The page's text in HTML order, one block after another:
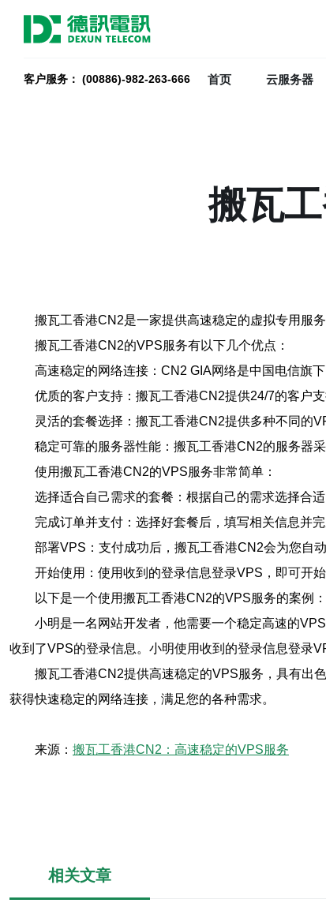
客户服务： (00886)-982-263-666 首页 云服务器
搬瓦
搬瓦工香港CN2是一家提供高速稳定的虚拟专用服
搬瓦工香港CN2的VPS服务有以下几个优点：
高速稳定的网络连接：CN2 GIA网络是中国电信旗
优质的客户支持：搬瓦工香港CN2提供24/7的客户
灵活的套餐选择：搬瓦工香港CN2提供多种不同的
稳定可靠的服务器性能：搬瓦工香港CN2的服务器
使用搬瓦工香港CN2的VPS服务非常简单：
选择适合自己需求的套餐：根据自己的需求选择合
完成订单并支付：选择好套餐后，填写相关信息并完
部署VPS：支付成功后，搬瓦工香港CN2会为您自
开始使用：使用收到的登录信息登录VPS，即可开
以下是一个使用搬瓦工香港CN2的VPS服务的案例：
小明是一名网站开发者，他需要一个稳定高速的
收到了VPS的登录信息。小明使用收到的登录信息登录
搬瓦工香港CN2提供高速稳定的VPS服务，具有出
获得快速稳定的网络连接，满足您的各种需求。
来源： 搬瓦工香港CN2：高速稳定的VPS服务
相关文章